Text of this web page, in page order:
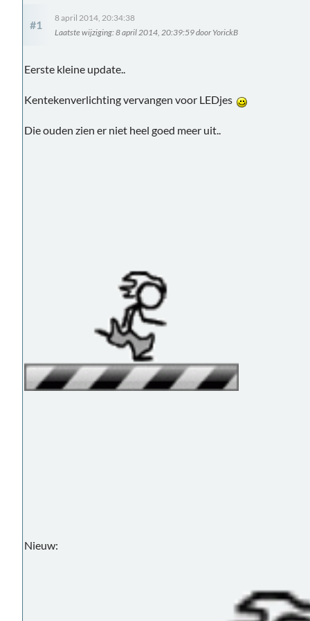
#1
8 april 2014, 20:34:38
Laatste wijziging: 8 april 2014, 20:39:59 door YorickB
Eerste kleine update..
Kentekenverlichting vervangen voor LEDjes
Die ouden zien er niet heel goed meer uit..
Nieuw: